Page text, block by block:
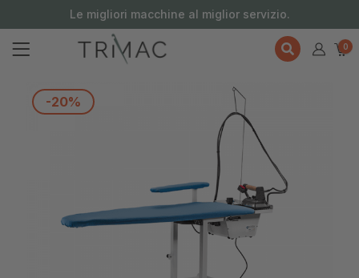
Le migliori macchine al miglior servizio.
0
-20%